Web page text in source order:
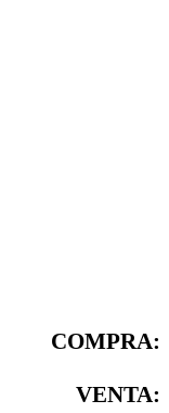
COMPRA:
VENTA: